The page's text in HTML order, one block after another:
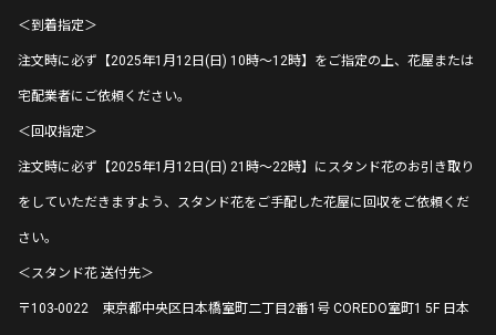
＜到着指定＞
注文時に必ず【2025年1月12日(日) 10時〜12時】をご指定の上、花屋または
宅配業者にご依頼ください。
＜回収指定＞
注文時に必ず【2025年1月12日(日) 21時〜22時】にスタンド花のお引き取り
をしていただきますよう、スタンド花をご手配した花屋に回収をご依頼くだ
さい。
＜スタンド花 送付先＞
〒103-0022 東京都中央区日本橋室町二丁目2番1号 COREDO室町1 5F 日本